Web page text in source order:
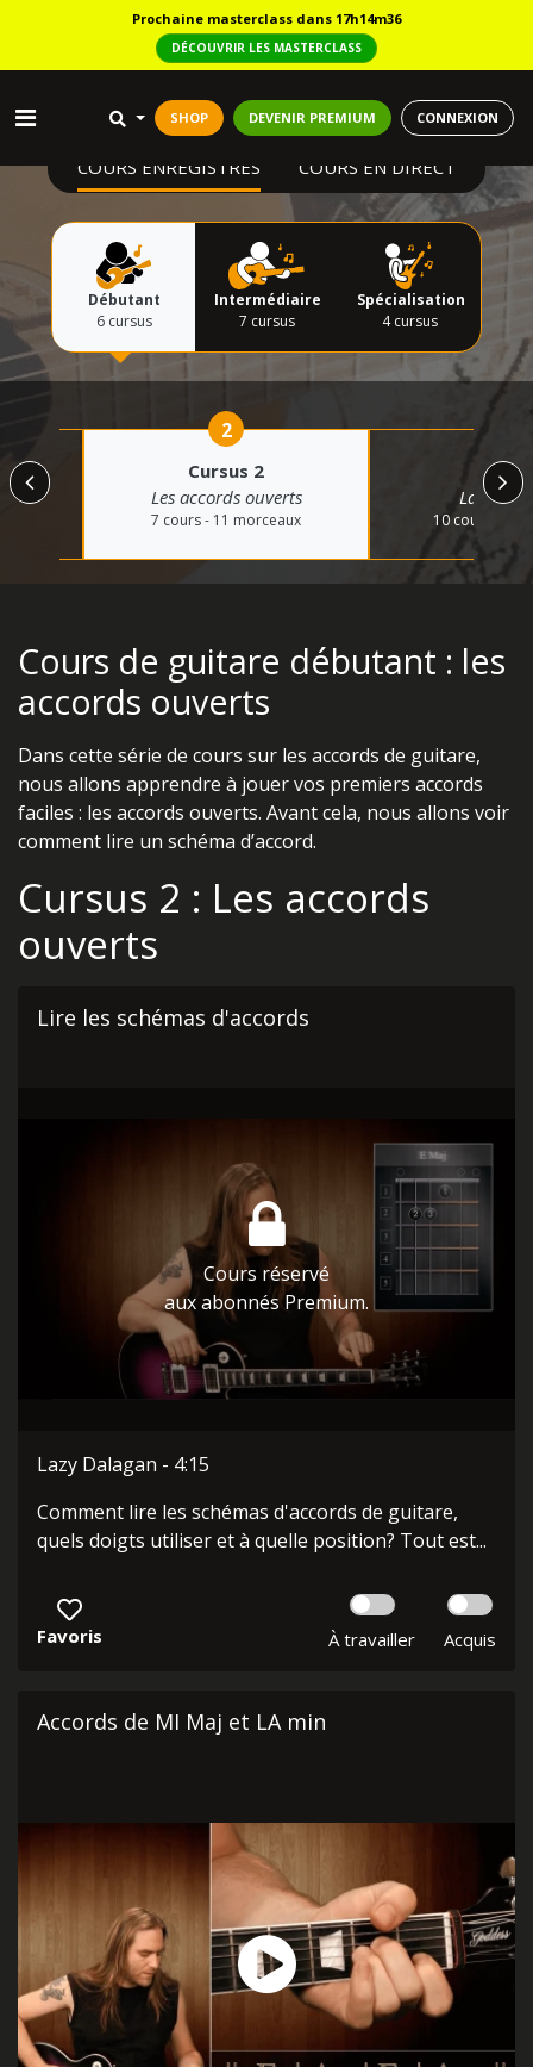
Prochaine masterclass dans 17h14m35
DÉCOUVRIR LES MASTERCLASS
SHOP DEVENIR PREMIUM CONNEXION
COURS ENREGISTRÉS COURS EN DIRECT
Débutant
6 cursus
Intermédiaire
7 cursus
Spécialisation
4 cursus
2
Cursus 2
Les accords ouverts
7 cours - 11 morceaux
La
10 cours - 53
Cours de guitare débutant : les
accords ouverts
Dans cette série de cours sur les accords de guitare,
nous allons apprendre à jouer vos premiers accords
faciles : les accords ouverts. Avant cela, nous allons voir
comment lire un schéma d’accord.
Cursus 2 : Les accords
ouverts
Lire les schémas d'accords
Cours réservé
aux abonnés Premium.
Lazy Dalagan - 4:15
Comment lire les schémas d'accords de guitare,
quels doigts utiliser et à quelle position? Tout est...
Favoris À travailler Acquis
Accords de MI Maj et LA min